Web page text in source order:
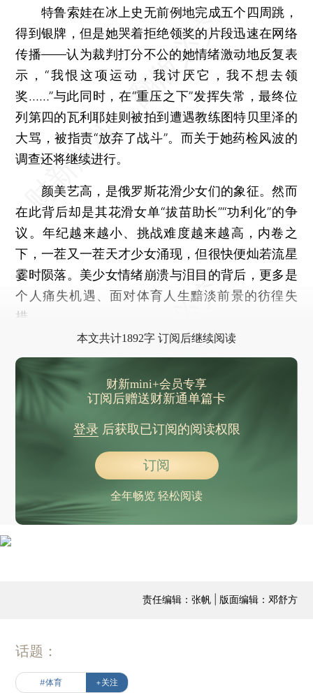
特鲁索娃在冰上史无前例地完成五个四周跳，
得到银牌，但是她哭着拒绝领奖的片段迅速在网络
传播——认为裁判打分不公的她情绪激动地反复表
示，“我恨这项运动，我讨厌它，我不想去领
奖……”与此同时，在“重压之下”发挥失常，最终位
列第四的瓦利耶娃则被拍到遭遇教练图特贝里泽的
大骂，被指责“放弃了战斗”。而关于她药检风波的
调查还将继续进行。
颜美艺高，是俄罗斯花滑少女们的象征。然而
在此背后却是其花滑女单“拔苗助长”“功利化”的争
议。年纪越来越小、挑战难度越来越高，内卷之
下，一茬又一茬天才少女涌现，但很快便灿若流星
霎时陨落。美少女情绪崩溃与泪目的背后，更多是
个人痛失机遇、面对体育人生黯淡前景的彷徨失
措。
本文共计1892字 订阅后继续阅读
财新mini+会员专享
订阅后赠送财新通单篇卡
登录后获取已订阅的阅读权限
订阅
全年畅览 轻松阅读
责任编辑：张帆 | 版面编辑：邓舒方
话题：
#体育 +关注